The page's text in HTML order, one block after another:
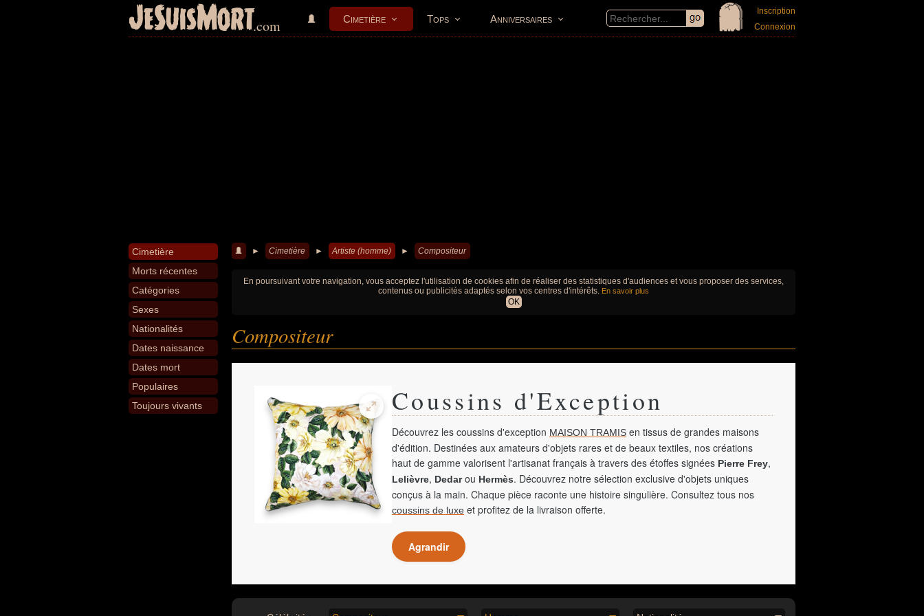
JeSuisMort.com Cimetière Tops Anniversaires
Inscription
Connexion
Cimetière
Morts récentes
Catégories
Sexes
Nationalités
Dates naissance
Dates mort
Populaires
Toujours vivants
► Cimetière ► Artiste (homme) ► Compositeur
En poursuivant votre navigation, vous acceptez l'utilisation de cookies afin de réaliser des statistiques d'audiences et vous proposer des services,
contenus ou publicités adaptés selon vos centres d'intérêts. En savoir plus
OK
Compositeur
Coussins d'Exception
Découvrez les coussins d'exception MAISON TRAMIS en tissus de grandes maisons
d'édition. Destinées aux amateurs d'objets rares et de beaux textiles, nos créations
haut de gamme valorisent l'artisanat français à travers des étoffes signées Pierre Frey,
Lelièvre, Dedarou Hermès. Découvrez notre sélection exclusive d'objets uniques
conçus à la main. Chaque pièce raconte une histoire singulière. Consultez tous nos
coussins de luxe et profitez de la livraison offerte.
Agrandir